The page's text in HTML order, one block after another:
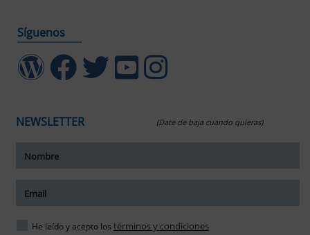
Síguenos
NEWSLETTER (Date de baja cuando quieras)
He leído y acepto los términos y condiciones
tamaño del texto
del texto
espaciado del texto